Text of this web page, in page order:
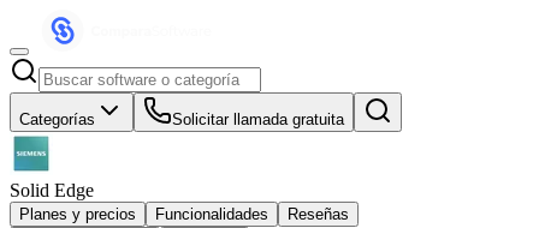
Categorías Solicitar llamada gratuita
Solid Edge
Planes y precios Funcionalidades
Reseñas